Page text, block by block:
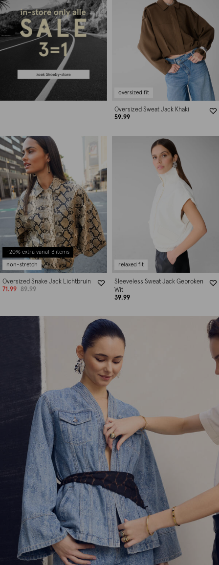
oversized fit
Oversized Sweat Jack Khaki
59.99
-20% extra vanaf 3 items
non-stretch
Oversized Snake Jack Lichtbruin
71.99
89.99
relaxed fit
Sleeveless Sweat Jack Gebroken
Wit
39.99